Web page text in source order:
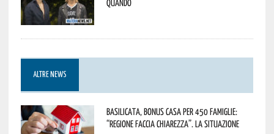
quando
ALTRE NEWS
Basilicata, Bonus casa per 450 famiglie:
“Regione faccia chiarezza”. La situazione